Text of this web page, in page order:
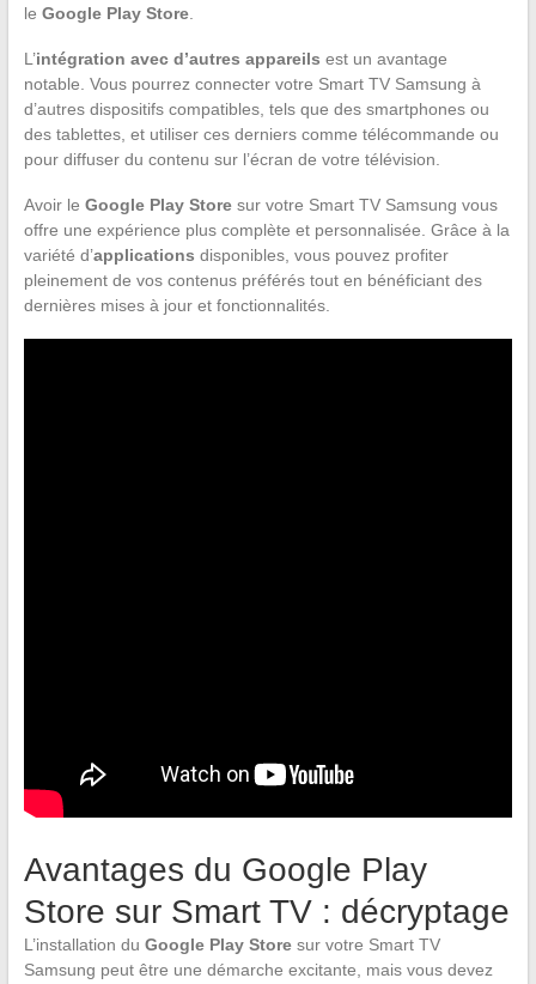
le Google Play Store.
L’intégration avec d’autres appareils est un avantage
notable. Vous pourrez connecter votre Smart TV Samsung à
d’autres dispositifs compatibles, tels que des smartphones ou
des tablettes, et utiliser ces derniers comme télécommande ou
pour diffuser du contenu sur l’écran de votre télévision.
Avoir le Google Play Storesur votre Smart TV Samsung vous
offre une expérience plus complète et personnalisée. Grâce à la
variété d’applications disponibles, vous pouvez profiter
pleinement de vos contenus préférés tout en bénéficiant des
dernières mises à jour et fonctionnalités.
Avantages du Google Play
Store sur Smart TV : décryptage
L’installation du Google Play Storesur votre Smart TV
Samsung peut être une démarche excitante, mais vous devez